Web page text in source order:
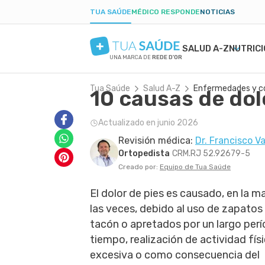
TUA SAÚDEMÉDICO RESPONDENOTICIAS
SALUD A-Z
UNA MARCA DEREDE D'OR
SÍNTOMAS
EXÁMENES
TRATAMIENTOS NATURALES
VIDA ÍNTIMA
SALUD MASCULINA
DIETAS
AYUNO INTERMITENTE
DIETA CETOGÉNICA
DIETA DUKAN
EMBARAZO SALUDABLE
EJERCICIO EN EL EMBARAZO
EXÁMENES EN EL EMBARAZO
PROBLEMAS Y MALESTAR EN EL
EMBARAZO
SALUD MENTAL
ANSIEDAD
DEPRESIÓN
TRASTORNO OBSESIVO COMPULSIVO
TDAH
BORDERLINE
BELLEZA Y
FORÚNCULO
CICATRIZ
PIEL SECA
Tua Saúde Salud A-Z Enfermedades y
10 causas de
Actualizado en junio 2026
Revisión médica: Dr. Francisco
Ortopedista CRM.RJ 52.92679-5
Creado por: Equipo de Tua Saúde
El dolor de pies es causado, en la
las veces, debido al uso de zapatos
tacón o apretados por un largo
tiempo, realización de actividad
excesiva o como consecuencia del